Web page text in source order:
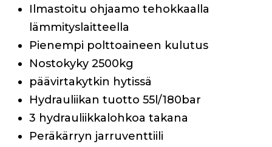
Ilmastoitu ohjaamo tehokkaalla
lämmityslaitteella
Pienempi polttoaineen kulutus
Nostokyky 2500kg
päävirtakytkin hytissä
Hydrauliikan tuotto 55l/180bar
3 hydrauliikkalohkoa takana
Peräkärryn jarruventtiili